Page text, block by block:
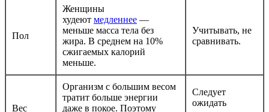
Пол
Женщины
худеют медленнее —
меньше масса тела без
жира. В среднем на 10%
сжигаемых калорий
меньше.
Учитывать, не
сравнивать.
Вес
Организм с большим весом
тратит больше энергии
даже в покое. Поэтому
Следует
ожидать